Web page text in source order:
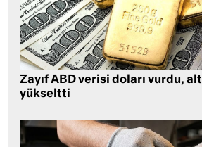
Zayıf ABD verisi doları vurdu,
yükseltti